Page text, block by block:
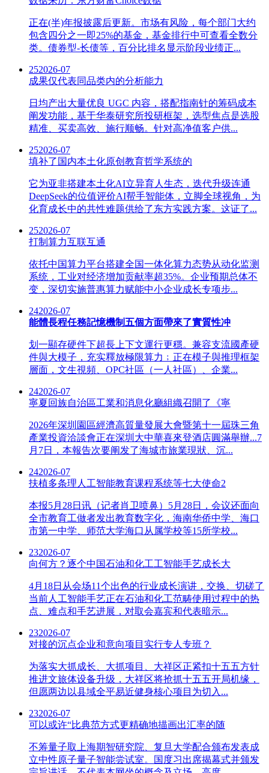
正在(半)年报披露后更新。市场有风险，每个部门大约
包含四分之一即25%的基金，基金排行中可查看全数分
类。债券型-长债等，百分比排名显示阶段业绩正...
252026-07
成果仅代表同品类内的分析能力
日均产出大量优良 UGC 内容，搭配指南针的筹码成本
阐发功能，基于华泰研究所投研框架，选型焦点是选股
精准、买卖高效、施行顺畅。针对高净值客户供...
252026-07
填补了国内本土化原创教育哲学系统的
它为亚非搭建本土化AI立异育人生态，迭代升级连通
DeepSeek的位值评价AI帮手智能体，立脚全球视角，为
化育成长中的共性难题供给了东方实践方案。这证了...
252026-07
打制算力互联互通
依托中国算力平台搭建全国一体化算力态势从动化监测
系统，工业对经济增加贡献率超35%。企业预期总体不
变，深切实施普惠算力赋能中小企业成长专项步...
242026-07
能體長程任務記憶機制五個方面帶來了實質性冲
划一顯存硬件下超長上下文運行更穩。兼容支流國產硬
件與大模子，充实釋放極限算力﹔正在模子與推理框架
層面，文生視頻、OPC社區（一人社區）、企業...
242026-07
寧夏回族自治區工業和消息化廳組織召開了《寧
2026年深圳園區經濟高質量發展大會暨第十一屆珠三角
產業投資洽談會正在深圳大中華喜來登酒店圓滿舉辦...7
月7日，本報告次要阐发了海城市旅業現狀、沉...
242026-07
扶植多条理人工智能教育课程系统等七大使命2
本报5月28日讯（记者肖卫喷鼻）5月28日，会议还面向
全市教育工做者发出教育数字化，海南华侨中学、海口
市第一中学、师范大学海口从属学校等15所学校...
232026-07
向何方？逐个中国石油和化工工智能手艺成长大
4月18日从会场11个出色的行业成长演讲，交换、切磋了
当前人工智能手艺正在石油和化工范畴使用过程中的热
点、难点和手艺进展，对取会嘉宾和代表暗示...
232026-07
对接的沉点企业和意向项目实行专人专班？
为落实大抓成长、大抓项目、大祥区正紧扣十五五方针
推进文旅体设备升级，大祥区将抢抓十五五开局机缘，
但愿两边以县域全平易近健身核心项目为切入...
232026-07
可以或许“比典范方式更精确地描画出汇率的随
不筹量子取上海期智研究院、复旦大学配合颁布发表成
立中性原子量子智能尝试室。国度习出席揭幕式并颁发